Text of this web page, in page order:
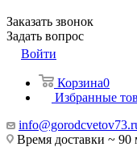
Заказать звонок
Задать вопрос
Войти
Корзина0
Избранные
Время доставки ~ 90